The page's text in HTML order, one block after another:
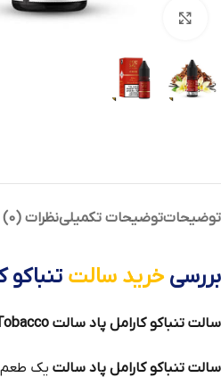
بزرگنمایی تصویر
توضیحاتتوضیحات تکمیلینظرات (0)
بررسیخرید سالت تنباکو
سالت تنباکو کارامل پاد سالت Origin Royal Tobacco
سالت تنباکو کارامل پاد سالت یک طعم